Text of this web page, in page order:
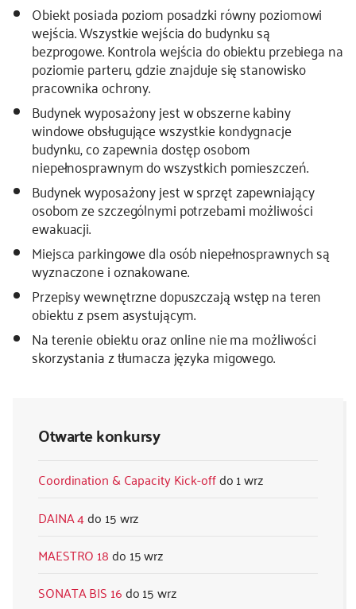
Otwarte konkursy
Coordination & Capacity Kick-off
1 wrz
DAINA 4
15 wrz
MAESTRO 18
15 wrz
SONATA BIS 16
15 wrz
Obiekt posiada poziom posadzki równy poziomowi
wejścia. Wszystkie wejścia do budynku są
bezprogowe. Kontrola wejścia do obiektu przebiega na
poziomie parteru, gdzie znajduje się stanowisko
pracownika ochrony.
Budynek wyposażony jest w obszerne kabiny
windowe obsługujące wszystkie kondygnacje
budynku, co zapewnia dostęp osobom
niepełnosprawnym do wszystkich pomieszczeń.
Budynek wyposażony jest w sprzęt zapewniający
osobom ze szczególnymi potrzebami możliwości
ewakuacji.
Miejsca parkingowe dla osób niepełnosprawnych są
wyznaczone i oznakowane.
Przepisy wewnętrzne dopuszczają wstęp na teren
obiektu z psem asystującym.
Na terenie obiektu oraz online nie ma możliwości
skorzystania z tłumacza języka migowego.